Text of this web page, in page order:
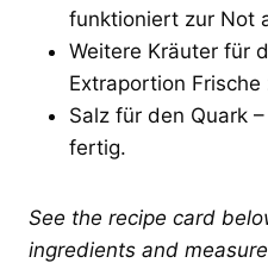
funktioniert zur Not
Weitere Kräuter für
Extraportion
Salz für den Quark
fertig.
See the recipe card
ingredients and